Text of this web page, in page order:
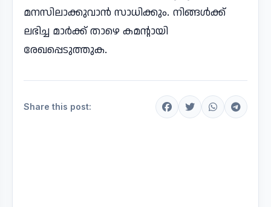
മനസിലാക്കുവാൻ സാധിക്കും. നിങ്ങൾക്ക്
ലഭിച്ച മാർക്ക് താഴെ കമന്റായി
രേഖപ്പെടുത്തുക.
Share this post: